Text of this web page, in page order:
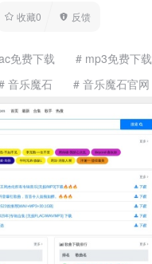
收藏0 反馈
免费下载
# mp3免费下载
音乐魔石 # 音乐魔石官网